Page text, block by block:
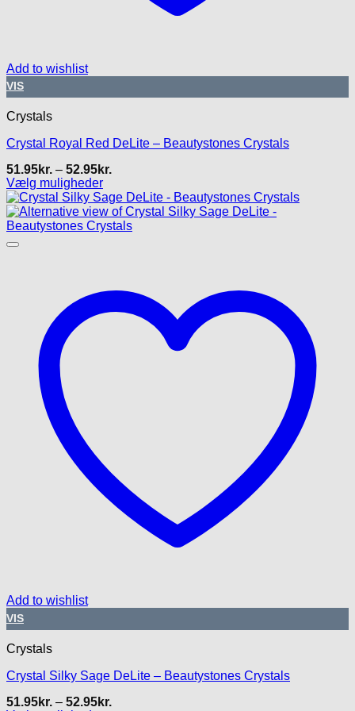
Add to wishlist
VIS
Crystals
Crystal Royal Red DeLite – Beautystones Crystals
51.95kr. – 52.95kr.
til
52.95kr.
Vælg muligheder
Dette
vare
har
flere
varesiden
Add to wishlist
VIS
Crystals
Crystal Silky Sage DeLite – Beautystones Crystals
51.95kr. – 52.95kr.